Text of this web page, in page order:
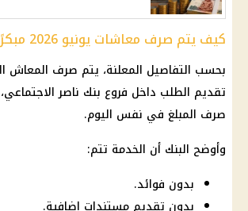
كيف يتم صرف معاشات يونيو 2026 مبكرًا؟
بحسب التفاصيل المعلنة، يتم صرف المعاش
تقديم الطلب داخل فروع بنك ناصر
صرف المبلغ في نفس اليوم.
وأوضح البنك أن الخدمة تتم:
بدون فوائد.
بدون تقديم مستندات إضافية.